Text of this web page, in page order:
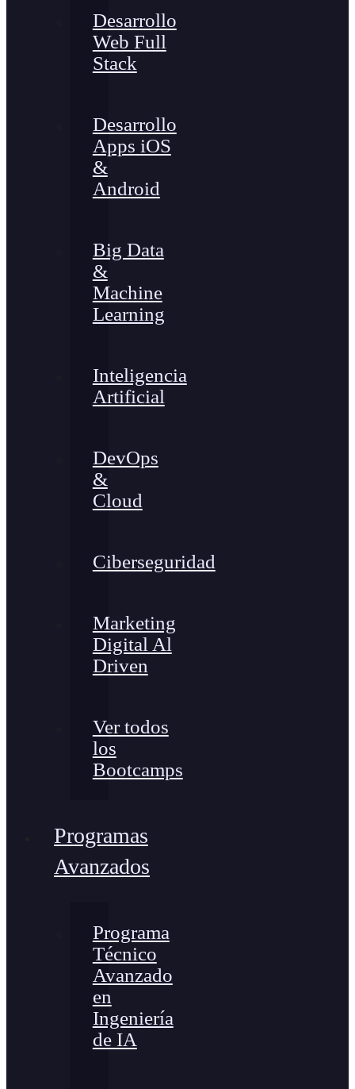
Desarrollo
Web Full
Stack
Desarrollo
Apps iOS
&
Android
Big Data
&
Machine
Learning
Inteligencia
Artificial
DevOps
&
Cloud
Ciberseguridad
Marketing
Digital Al
Driven
Ver todos
los
Bootcamps
Programas
Avanzados
Programa
Técnico
Avanzado
en
Ingeniería
de IA